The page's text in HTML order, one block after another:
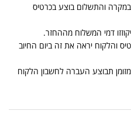
והתשלום בוצע בכרטיס
דמי המשלוח מההחזר.
והלקוח יראה את זה ביום החיוב
תבוצע העברה לחשבון הלקוח